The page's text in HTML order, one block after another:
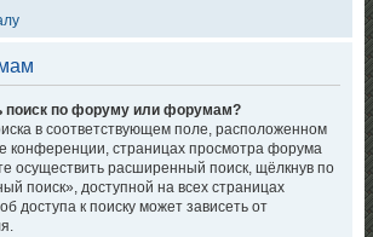
поиск по форуму или форумам?
в соответствующем поле, расположенном
конференции, страницах просмотра форума
осуществить расширенный поиск, щёлкнув по
поиск», доступной на всех страницах
доступа к поиску может зависеть от